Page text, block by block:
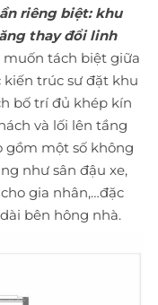
riêng biệt: khu
thay đổi linh
muốn tách biệt giữa
kiến trúc sư đặt khu
bố trí đủ khép kín
và lối lên tầng
gồm một số không
như sân đậu xe,
gia nhân,…đặc
bên hông nhà.